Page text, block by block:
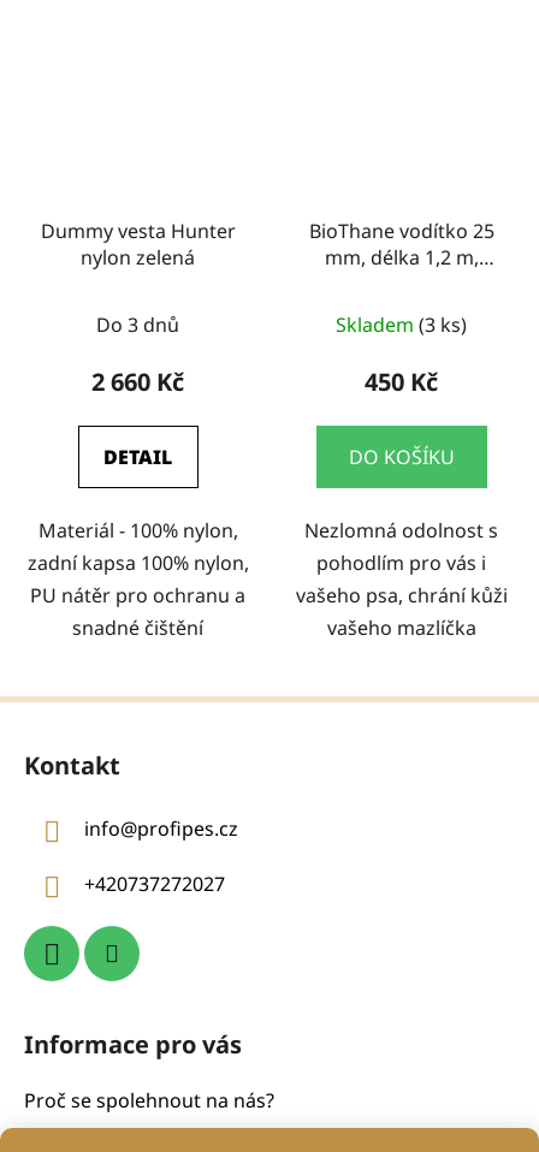
Dummy vesta Hunter
nylon zelená
Do 3 dnů
2 660 Kč
DETAIL
Materiál - 100% nylon,
zadní kapsa 100% nylon,
PU nátěr pro ochranu a
snadné čištění
BioThane vodítko 25
mm, délka 1,2 m,
Skladem (3 ks)
450 Kč
DO KOŠÍKU
Nezlomná odolnost s
pohodlím pro vás i
vašeho psa, chrání kůži
vašeho mazlíčka
Kontakt
info@profipes.cz
+420737272027
Informace pro vás
Proč se spolehnout na nás?
Obchodní podmínky